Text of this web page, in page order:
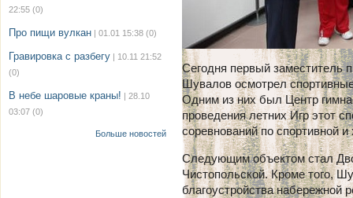
22:55 (0)
Про пищи вулкан | 01.01 15:38 (0)
Гравировка с разбегу | 10.11 21:52
(0)
В небе шаровые краны! | 28.10
03:07 (0)
Больше новостей
Сегодня первый заместитель
Шувалов осмотрел
Одним из них был Центр
проведения летних Игр этот
соревнований по спортивной
Следующим объектом стал
Чистопольской. Кроме того,
благоустройства набережной